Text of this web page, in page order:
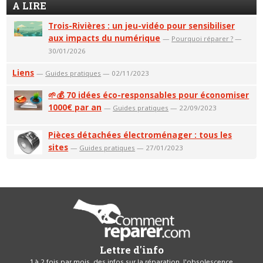
A LIRE
Trois-Rivières : un jeu-vidéo pour sensibiliser
aux impacts du numérique — Pourquoi réparer ? —
30/01/2026
Liens — Guides pratiques — 02/11/2023
🌱💰 70 idées éco-responsables pour économiser
1000€ par an — Guides pratiques — 22/09/2023
Pièces détachées électroménager : tous les
sites — Guides pratiques — 27/01/2023
Lettre d'info